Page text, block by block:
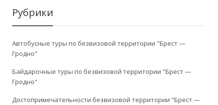
Рубрики
Автобусные туры по безвизовой территории "Брест —
Гродно"
Байдарочные туры по безвизовой территории "Брест —
Гродно"
Достопримечательности безвизовой территории "Брест —